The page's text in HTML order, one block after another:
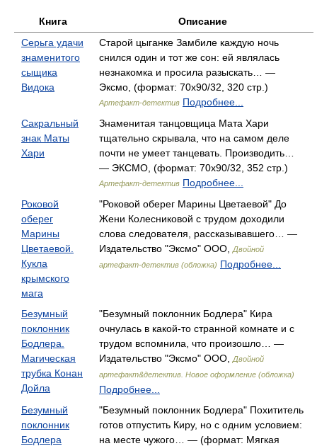
Книга
Описание
Серьга удачи
знаменитого
сыщика
Видока
Старой цыганке Замбиле каждую ночь
снился один и тот же сон: ей являлась
незнакомка и просила разыскать… —
Эксмо, (формат: 70x90/32, 320 стр.)
Артефакт-детектив Подробнее...
Сакральный
знак Маты
Хари
Знаменитая танцовщица Мата Хари
тщательно скрывала, что на самом деле
почти не умеет танцевать. Производить…
— ЭКСМО, (формат: 70x90/32, 352 стр.)
Артефакт-детектив Подробнее...
Роковой
оберег
Марины
Цветаевой.
Кукла
крымского
мага
"Роковой оберег Марины Цветаевой" До
Жени Колесниковой с трудом доходили
слова следователя, рассказывавшего… —
Издательство "Эксмо" ООО,
Двойной
артефакт-детектив (обложка) Подробнее...
Безумный
поклонник
Бодлера.
Магическая
трубка Конан
Дойла
"Безумный поклонник Бодлера" Кира
очнулась в какой-то странной комнате и с
трудом вспомнила, что произошло… —
Издательство "Эксмо" ООО,
Двойной
артефакт&детектив. Новое оформление (обложка)
Подробнее...
Безумный
поклонник
Бодлера
"Безумный поклонник Бодлера" Похититель
готов отпустить Киру, но с одним условием:
на месте чужого… — (формат: Мягкая